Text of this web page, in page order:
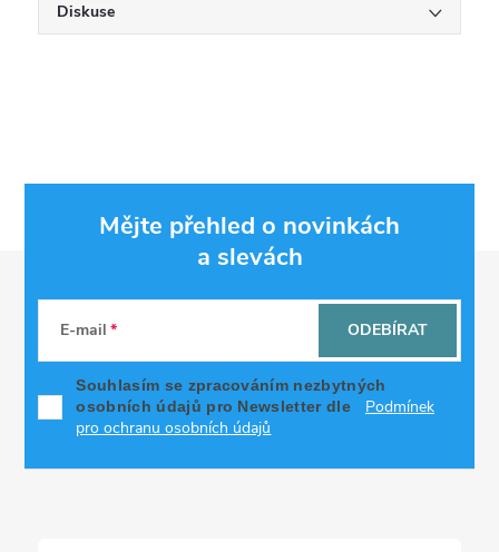
Diskuse
Mějte přehled o novinkách
a slevách
E-mail
Souhlasím se zpracováním nezbytných
osobních údajů pro Newsletter dle
Podmínek
pro ochranu osobních údajů
ODEBÍRAT